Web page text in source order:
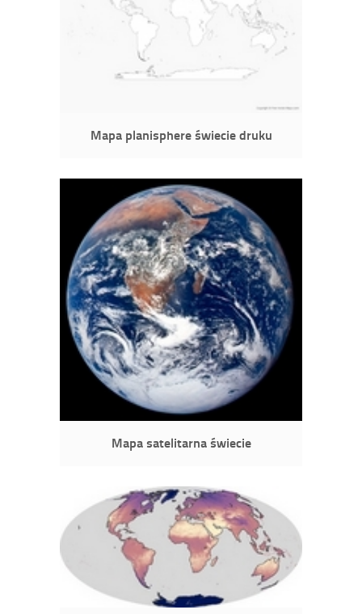
Mapa planisphere świecie druku
Mapa satelitarna świecie